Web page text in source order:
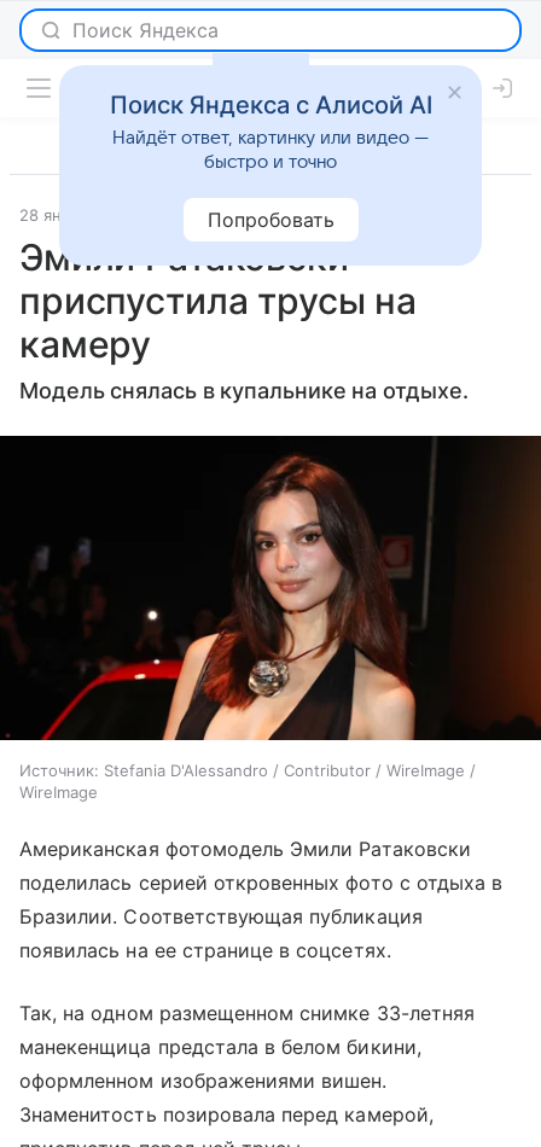
28 января 2025 Lenta.Ru Светская жизнь
Эмили Ратаковски
приспустила трусы на
камеру
Модель снялась в купальнике на отдыхе.
Источник: Stefania D'Alessandro / Contributor / WireImage /
WireImage
Американская фотомодель Эмили Ратаковски
поделилась серией откровенных фото с отдыха в
Бразилии. Соответствующая публикация
появилась на ее странице в соцсетях.
Так, на одном размещенном снимке 33-летняя
манекенщица предстала в белом бикини,
оформленном изображениями вишен.
Знаменитость позировала перед камерой,
Поиск Яндекса с Алисой AI
Найдёт ответ, картинку или видео —
быстро и точно
Попробовать